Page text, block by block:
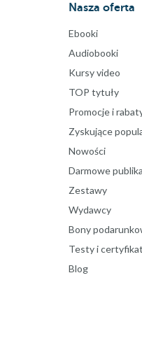
Nasza oferta
Ebooki
Audiobooki
Kursy video
TOP tytuły
Promocje i
Zyskujące
Nowości
Darmowe
Zestawy
Wydawcy
Bony
Testy i
Blog